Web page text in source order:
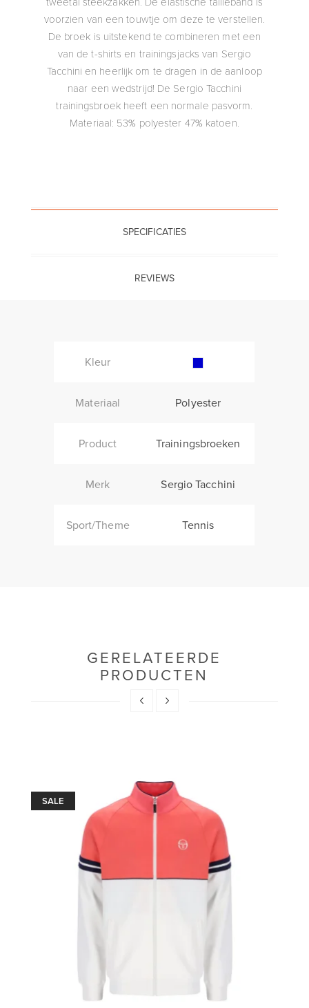
voorzien van een touwtje om deze te verstellen.
De broek is uitstekend te combineren met een
van de t-shirts en trainingsjacks van Sergio
Tacchini en heerlijk om te dragen in de aanloop
naar een wedstrijd! De Sergio Tacchini
trainingsbroek heeft een normale pasvorm.
Materiaal: 53% polyester 47% katoen.
SPECIFICATIES
REVIEWS
Kleur
Materiaal Polyester
Product Trainingsbroeken
Merk Sergio Tacchini
Sport/Theme Tennis
GERELATEERDE
PRODUCTEN
SALE